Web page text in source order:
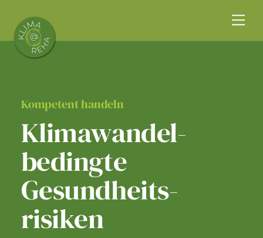
content
Kompetent handeln
Klimawandel­
bedingte
Gesundheits­
risiken